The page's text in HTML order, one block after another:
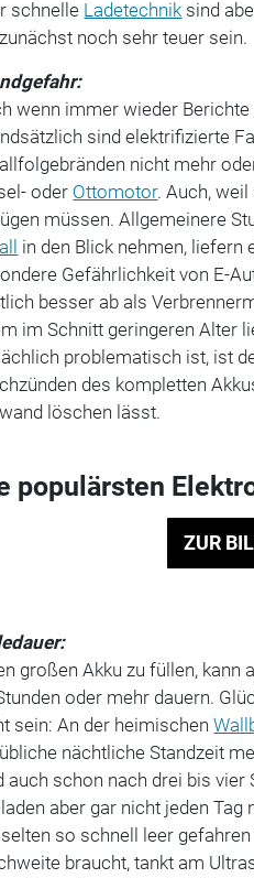
schnelle Ladetechnik sind
noch sehr teuer sein.
wenn immer wieder
sind elektrifizierte
nicht mehr
oder Ottomotor. Auch,
müssen. Allgemeinere
in den Blick nehmen, liefern
Gefährlichkeit von E-
besser ab als
im Schnitt geringeren Alter
problematisch ist, ist
des kompletten
löschen lässt.
populärsten
ZUR
großen Akku zu füllen, kann
oder mehr dauern.
sein: An der heimischen
nächtliche Standzeit
auch schon nach drei bis vier
aber gar nicht jeden Tag
so schnell leer
braucht, tankt am